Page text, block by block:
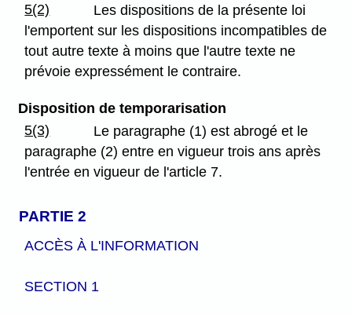
5(2)
Les dispositions de la présente loi
l'emportent sur les dispositions incompatibles de
tout autre texte à moins que l'autre texte ne
prévoie expressément le contraire.
Disposition de temporarisation
5(3)
Le paragraphe (1) est abrogé et le
paragraphe (2) entre en vigueur trois ans après
l'entrée en vigueur de l'article 7.
PARTIE 2
ACCÈS À L'INFORMATION
SECTION 1